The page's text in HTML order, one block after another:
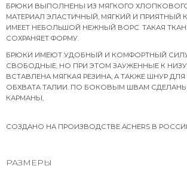
БРЮКИ ВЫПОЛНЕНЫ ИЗ МЯГКОГО
МАТЕРИАЛ ЭЛАСТИЧНЫЙ, МЯГКИЙ И ПРИЯТНЫЙ К
ИМЕЕТ НЕБОЛЬШОЙ НЕЖНЫЙ ВОРС. ТАКАЯ
СОХРАНЯЕТ ФОРМУ.
БРЮКИ ИМЕЮТ УДОБНЫЙ И КОМФОРТНЫЙ
СВОБОДНЫЕ, НО ПРИ ЭТОМ ЗАУЖЕННЫЕ К
ВСТАВЛЕНА МЯГКАЯ РЕЗИНА, А ТАКЖЕ ШНУР
ОБХВАТА ТАЛИИ. ПО БОКОВЫМ ШВАМ
КАРМАНЫ,
СОЗДАНО НА ПРОИЗВОДСТВЕ ACHERS В
РАЗМЕРЫ